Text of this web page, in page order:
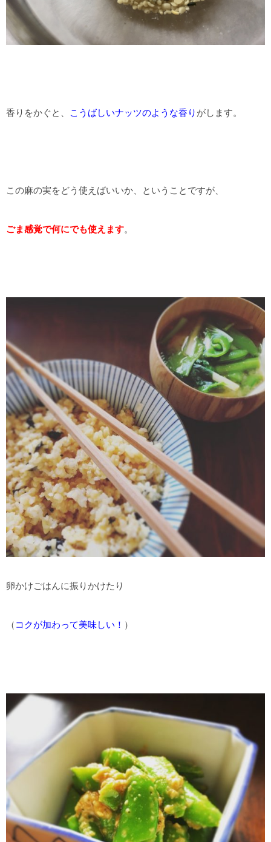
香りをかぐと、 こうばしいナッツのような香り がします。
この麻の実をどう使えばいいか、ということですが、
ごま感覚で何にでも使えます。
卵かけごはんに振りかけたり
（ コクが加わって美味しい！ ）